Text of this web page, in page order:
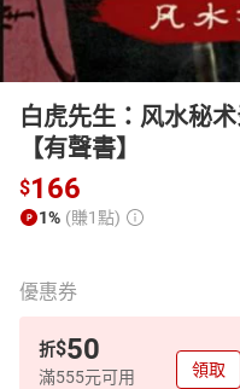
白虎先生：风水秘
【有聲書】
$166
1% (賺1點)
優惠券
折$50
滿555元可用 領取